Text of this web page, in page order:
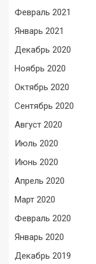
Февраль 2021
Январь 2021
Декабрь 2020
Ноябрь 2020
Октябрь 2020
Сентябрь 2020
Август 2020
Июль 2020
Июнь 2020
Апрель 2020
Март 2020
Февраль 2020
Январь 2020
Декабрь 2019